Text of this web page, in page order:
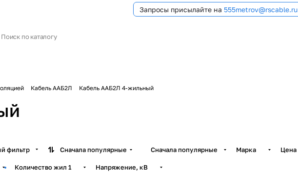
Запросы присылайте на 555metrov@rscable.ru
Кабель ААБ2Л Кабель ААБ2Л 4-жильный
фильтр Сначала популярные Сначала популярные Марка Цена
Количество жил 1 Напряжение, кВ